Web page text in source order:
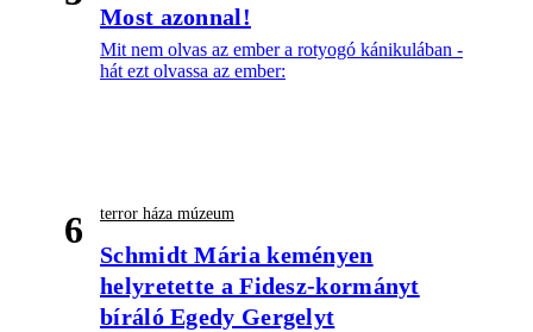
Most azonnal!
Mit nem olvas az ember a rotyogó kánikulában -
hát ezt olvassa az ember:
6 terror háza múzeum
Schmidt Mária keményen
helyretette a Fidesz-kormányt
bíráló Egedy Gergelyt